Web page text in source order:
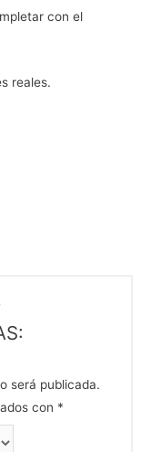
con el
reales.
será publicada.
con *